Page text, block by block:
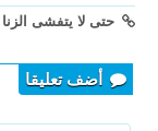
حتى لا يتفشى الزنا
أضف تعليقا